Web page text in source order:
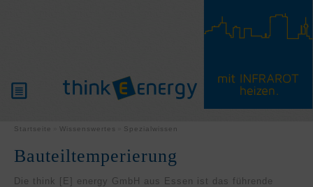
PRODUKTE
WISSENSWERTES
Startseite Wissenswertes Spezialwissen
Bauteiltemperierung
Die think [E] energy GmbH aus Essen ist das führende